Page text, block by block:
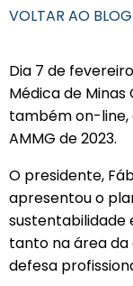
VOLTAR AO BLOG
Dia 7 de
Médica de
também on-line,
AMMG de 2023.
O presidente,
apresentou o
sustentabilidade
tanto na área
defesa